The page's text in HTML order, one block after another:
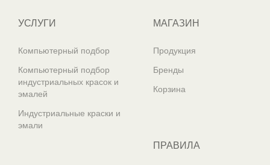
УСЛУГИ
Компьютерный подбор
Компьютерный подбор
индустриальных красок и
эмалей
Индустриальные краски и
эмали
МАГАЗИН
Продукция
Бренды
Корзина
ПРАВИЛА